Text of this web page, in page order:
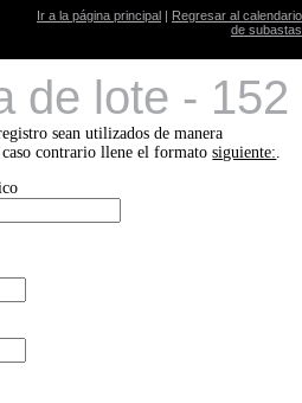
Ir a la página principal | Regresar al calendario
de subastas
de lote - 152
sean utilizados de manera
caso contrario llene el formatosiguiente:.